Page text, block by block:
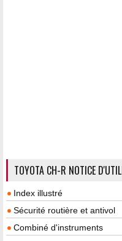
TOYOTA CH-R NOTICE
Index illustré
Sécurité routière et antivol
Combiné d'instruments